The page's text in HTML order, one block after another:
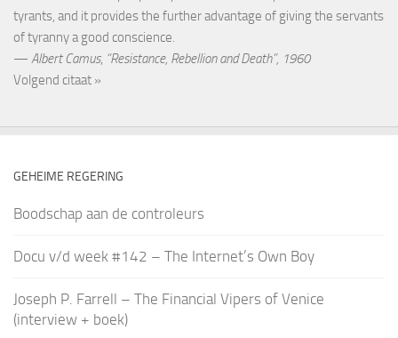
tyrants, and it provides the further advantage of giving the servants
of tyranny a good conscience.
— Albert Camus, “Resistance, Rebellion and Death”, 1960
Volgend citaat »
GEHEIME REGERING
Boodschap aan de controleurs
Docu v/d week #142 – The Internet’s Own Boy
Joseph P. Farrell – The Financial Vipers of Venice
(interview + boek)